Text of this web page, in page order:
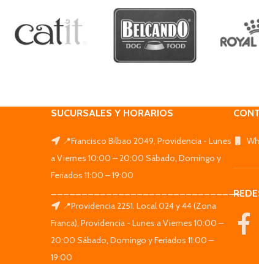
SUCURSALES Y HORARIOS
📍Francisco Bilbao 2049, Providencia - Lunes
a Viernes 10:00 – 20:00 Sábado, Domingo y
Feriados 11:00 – 19:00
_______________________________
📍Providencia 2251. Local 024 y 44 (Zona
Franca), Providencia - Lunes a Viernes 10:00 –
20:00 Sábado, Domingo y Feriados 11:00 –
19:00